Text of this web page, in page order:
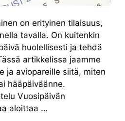
on erityinen tilaisuus,
tavalla. On kuitenkin
huolellisesti ja tehdä
artikkelissa jaamme
ja aviopareille siitä, miten
hääpäiväänne.
Vuosipäivän
aloittaa …